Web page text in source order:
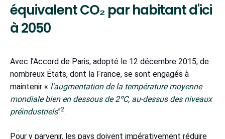
équivalent CO₂ par habitant d'ici
à 2050
Avec l’Accord de Paris, adopté le 12 décembre 2015, de
nombreux États, dont la France, se sont engagés à
maintenir « l'augmentation de la température moyenne
mondiale bien en dessous de 2°C, au-dessus des niveaux
préindustriels”2.
Pour y parvenir, les pays doivent impérativement réduire